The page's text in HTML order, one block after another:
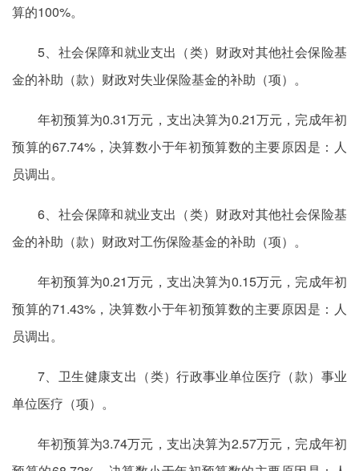
算的100%。
5、社会保障和就业支出（类）财政对其他社会保险基
金的补助（款）财政对失业保险基金的补助（项）。
年初预算为0.31万元，支出决算为0.21万元，完成年初
预算的67.74%，决算数小于年初预算数的主要原因是：人
员调出。
6、社会保障和就业支出（类）财政对其他社会保险基
金的补助（款）财政对工伤保险基金的补助（项）。
年初预算为0.21万元，支出决算为0.15万元，完成年初
预算的71.43%，决算数小于年初预算数的主要原因是：人
员调出。
7、卫生健康支出（类）行政事业单位医疗（款）事业
单位医疗（项）。
年初预算为3.74万元，支出决算为2.57万元，完成年初